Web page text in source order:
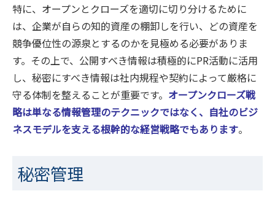
特に、オープンとクローズを適切に切り分けるために
は、企業が自らの知的資産の棚卸しを行い、どの資産を
競争優位性の源泉とするのかを見極める必要がありま
す。その上で、公開すべき情報は積極的にPR活動に活用
し、秘密にすべき情報は社内規程や契約によって厳格に
守る体制を整えることが重要です。 オープンクローズ戦
略は単なる情報管理のテクニックではなく、自社のビジ
ネスモデルを支える根幹的な経営戦略でもあります。
秘密管理